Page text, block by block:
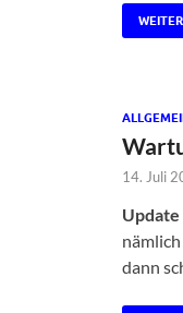
14. Juli
dann